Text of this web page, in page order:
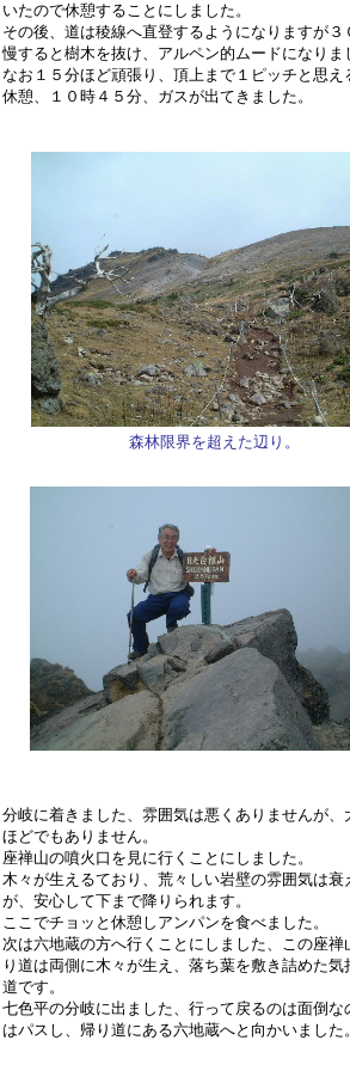
いたので休憩することにしました。
その後、道は稜線へ直登するようになりますが３
慢すると樹木を抜け、アルペン的ムードになりま
なお１５分ほど頑張り、頂上まで１ピッチと思え
休憩、１０時４５分、ガスが出てきました。
森林限界を超えた辺り。
分岐に着きました、雰囲気は悪くありませんが、
ほどでもありません。
座禅山の噴火口を見に行くことにしました。
木々が生えるており、荒々しい岩壁の雰囲気は衰
が、安心して下まで降りられます。
ここでチョッと休憩しアンパンを食べました。
次は六地蔵の方へ行くことにしました、この座禅
り道は両側に木々が生え、落ち葉を敷き詰めた気
道です。
七色平の分岐に出ました、行って戻るのは面倒な
はパスし、帰り道にある六地蔵へと向かいました